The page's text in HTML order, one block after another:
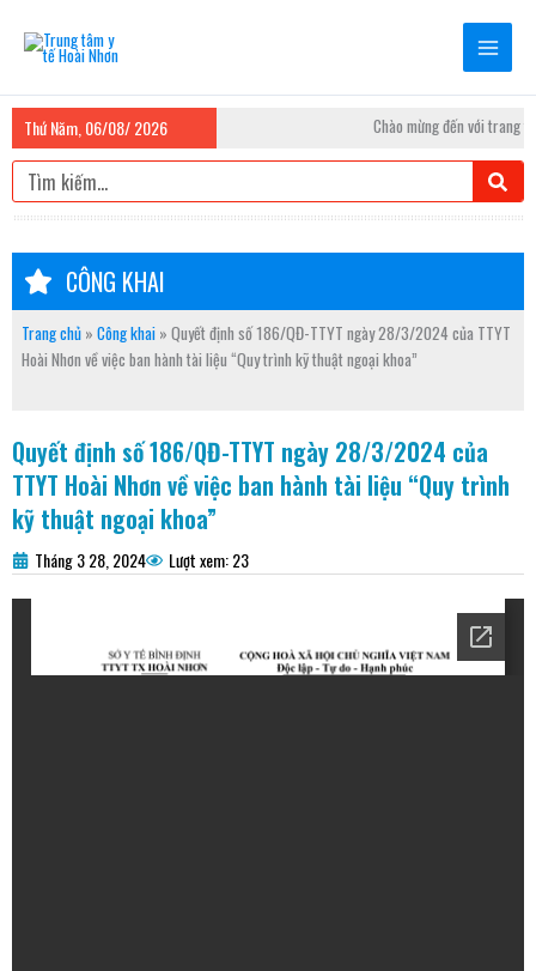
dung
Thứ Năm, 06/08/ 2026
Chào mừng đến với trang
Tìm
kiếm
CÔNG KHAI
Trang chủ » Công khai » Quyết định số 186/QĐ-TTYT ngày 28/3/2024 của TTYT
Hoài Nhơn về việc ban hành tài liệu “Quy trình kỹ thuật ngoại khoa”
Quyết định số 186/QĐ-TTYT ngày 28/3/2024 của
TTYT Hoài Nhơn về việc ban hành tài liệu “Quy trình
kỹ thuật ngoại khoa”
Tháng 3 28, 2024 Lượt xem: 23